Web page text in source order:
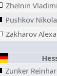
Zhelnin
Pushkov
Zakharov
Zunker